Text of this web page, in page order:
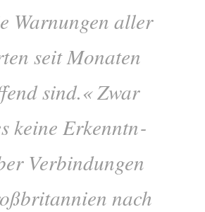
Warnun­gen aller
seit Mon­aten
sind.« Zwar
keine Erken­nt­n­
Ver­bindun­gen
nach